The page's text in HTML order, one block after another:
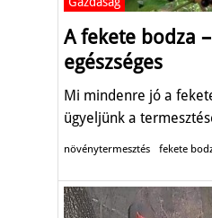
A fekete bodza
egészséges
Mi mindenre jó a
ügyeljünk a
növénytermesztés fekete